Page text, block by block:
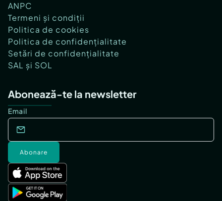
ANPC
Termeni și condiții
Politica de cookies
Politica de confidențialitate
Setări de confidențialitate
SAL și SOL
Abonează-te la newsletter
Email
Abonare